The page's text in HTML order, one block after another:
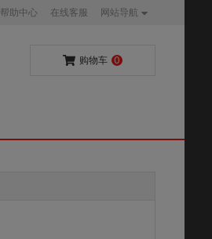
帮助中心 在线客服 网站导航
购物车 0